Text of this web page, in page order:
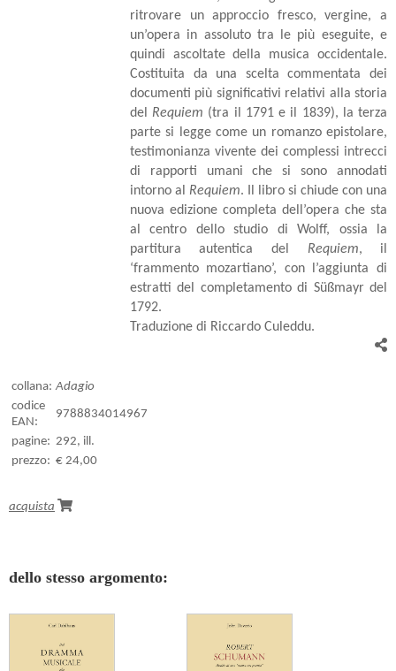
ritrovare un approccio fresco, vergine, a
un’opera in assoluto tra le più eseguite, e
quindi ascoltate della musica occidentale.
Costituita da una scelta commentata dei
documenti più significativi relativi alla storia
del Requiem (tra il 1791 e il 1839), la terza
parte si legge come un romanzo epistolare,
testimonianza vivente dei complessi intrecci
di rapporti umani che si sono annodati
intorno al Requiem. Il libro si chiude con una
nuova edizione completa dell’opera che sta
al centro dello studio di Wolff, ossia la
partitura autentica del Requiem, il
‘frammento mozartiano’, con l’aggiunta di
estratti del completamento di Süßmayr del
1792.
Traduzione di Riccardo Culeddu.
collana: Adagio
codice
EAN:
9788834014967
pagine: 292, ill.
prezzo: € 24,00
acquista
dello stesso argomento: